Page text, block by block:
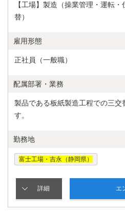
正社員（総合職コース）
正社員（一般職）
有期契約社員
採用区分
総合職採用（全国勤務・転
拠点採用（勤務地限定）
学歴（必須）
大学（学部）卒以上の方
工業高等専門学校（5年制）
【工場】製造（操業管理・運転
替）
雇用形態
正社員（一般職）
配属部署・業務
製品である板紙製造工程での三交
す。
勤務地
富士工場・吉永（静岡県）